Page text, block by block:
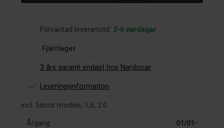
Förväntad leveranstid: 2-6 vardagar
Fjärrlager
3 års garanti endast hos Nardocar
Leveringsinformation
incl. 5door models, 1,6, 2.0
Årgang: 01/01-